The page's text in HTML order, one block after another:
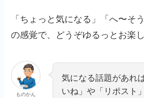
「ちょっと気になる」「へ〜そ
の感覚で、どうぞゆるっとお楽
ものかん
気になる話題があれ
いね」や「リポスト